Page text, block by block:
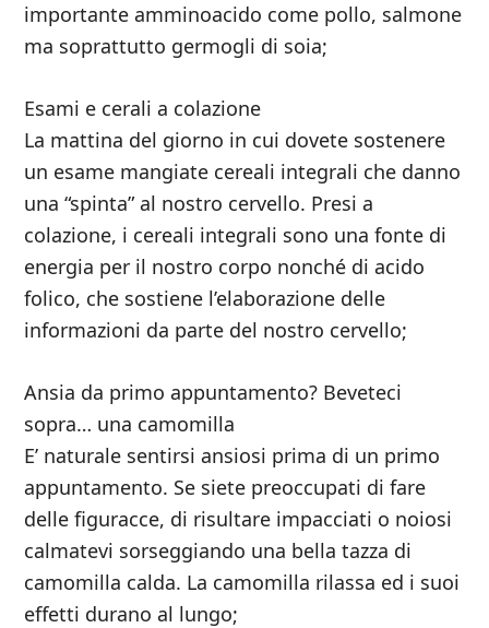
importante amminoacido come pollo, salmone
ma soprattutto germogli di soia;
Esami e cerali a colazione
La mattina del giorno in cui dovete sostenere
un esame mangiate cereali integrali che danno
una “spinta” al nostro cervello. Presi a
colazione, i cereali integrali sono una fonte di
energia per il nostro corpo nonché di acido
folico, che sostiene l’elaborazione delle
informazioni da parte del nostro cervello;
Ansia da primo appuntamento? Beveteci
sopra… una camomilla
E’ naturale sentirsi ansiosi prima di un primo
appuntamento. Se siete preoccupati di fare
delle figuracce, di risultare impacciati o noiosi
calmatevi sorseggiando una bella tazza di
camomilla calda. La camomilla rilassa ed i suoi
effetti durano al lungo;